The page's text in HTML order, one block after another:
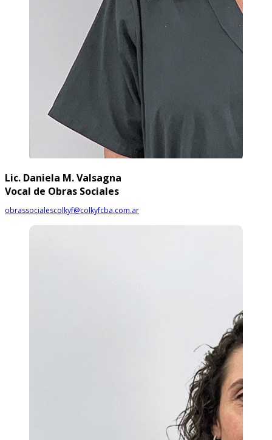
Lic. Daniela M. Valsagna
Vocal de Obras Sociales
obrassocialescolkyf@colkyfcba.com.ar